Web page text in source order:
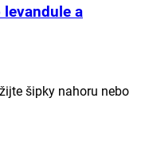
a
šipky nahoru nebo